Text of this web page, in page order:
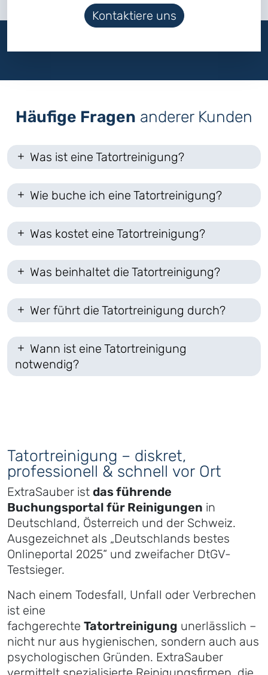
Kontaktiere uns
Häufige Fragen anderer Kunden
Was ist eine Tatortreinigung?
Wie buche ich eine Tatortreinigung?
Was kostet eine Tatortreinigung?
Was beinhaltet die Tatortreinigung?
Wer führt die Tatortreinigung durch?
Wann ist eine Tatortreinigung
notwendig?
Tatortreinigung – diskret,
professionell & schnell vor Ort
ExtraSauber ist das führende
Buchungsportal für Reinigungen in
Deutschland, Österreich und der Schweiz.
Ausgezeichnet als „Deutschlands bestes
Onlineportal 2025“ und zweifacher DtGV-
Testsieger.
Nach einem Todesfall, Unfall oder Verbrechen
ist eine
fachgerechte Tatortreinigung unerlässlich –
nicht nur aus hygienischen, sondern auch aus
psychologischen Gründen. ExtraSauber